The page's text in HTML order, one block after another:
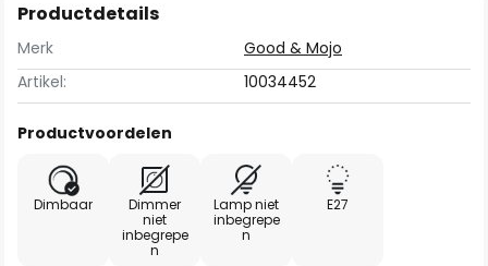
Productdetails
Merk
Good & Mojo
Artikel:
10034452
Productvoordelen
Dimbaar
Dimmer
niet
inbegrepe
n
Lamp niet
inbegrepe
n
E27